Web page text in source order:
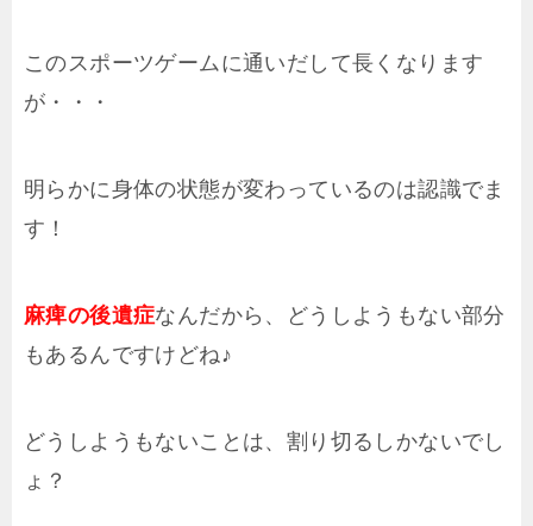
このスポーツゲームに通いだして長くなります
が・・・
明らかに身体の状態が変わっているのは認識でま
す！
麻痺の後遺症なんだから、どうしようもない部分
もあるんですけどね♪
どうしようもないことは、割り切るしかないでし
ょ？